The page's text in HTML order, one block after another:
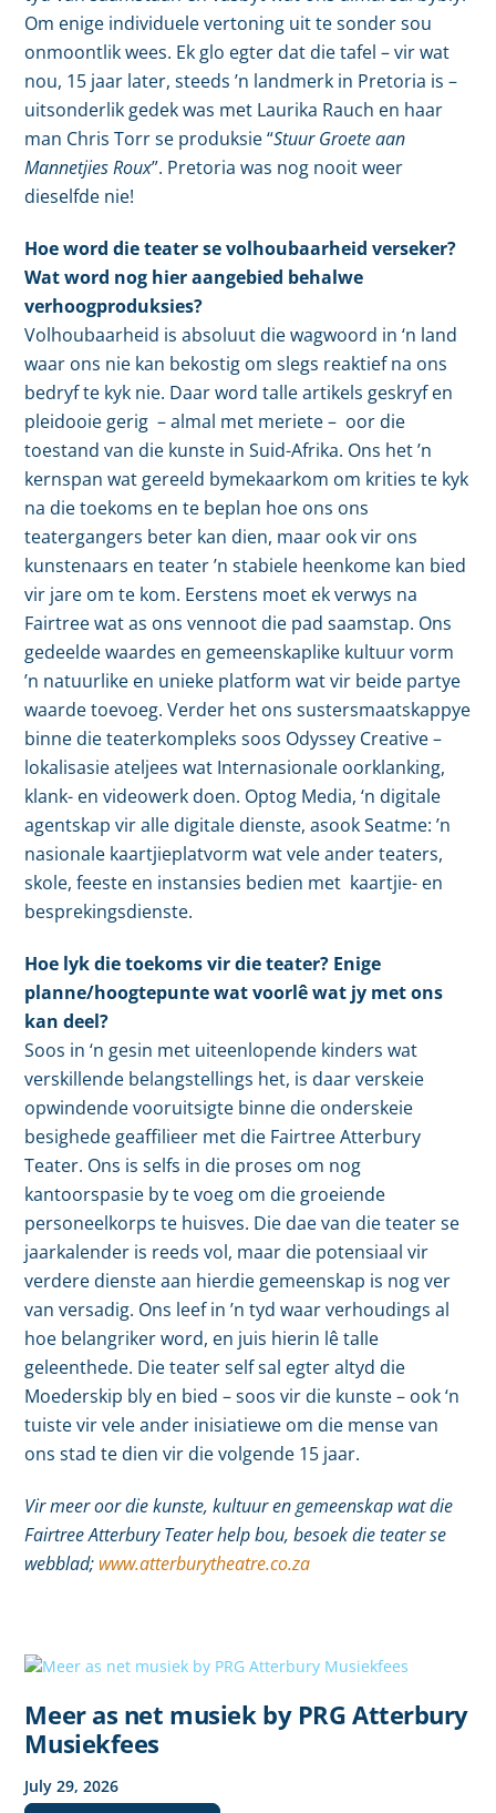
Om enige individuele vertoning uit te sonder sou
onmoontlik wees. Ek glo egter dat die tafel – vir wat
nou, 15 jaar later, steeds ’n landmerk in Pretoria is –
uitsonderlik gedek was met Laurika Rauch en haar
man Chris Torr se produksie “Stuur Groete aan
Mannetjies Roux”. Pretoria was nog nooit weer
dieselfde nie!
Hoe word die teater se volhoubaarheid verseker?
Wat word nog hier aangebied behalwe
verhoogproduksies?
Volhoubaarheid is absoluut die wagwoord in ‘n land
waar ons nie kan bekostig om slegs reaktief na ons
bedryf te kyk nie. Daar word talle artikels geskryf en
pleidooie gerig – almal met meriete – oor die
toestand van die kunste in Suid-Afrika. Ons het ’n
kernspan wat gereeld bymekaarkom om krities te kyk
na die toekoms en te beplan hoe ons ons
teatergangers beter kan dien, maar ook vir ons
kunstenaars en teater ’n stabiele heenkome kan bied
vir jare om te kom. Eerstens moet ek verwys na
Fairtree wat as ons vennoot die pad saamstap. Ons
gedeelde waardes en gemeenskaplike kultuur vorm
’n natuurlike en unieke platform wat vir beide partye
waarde toevoeg. Verder het ons sustersmaatskappye
binne die teaterkompleks soos Odyssey Creative –
lokalisasie ateljees wat Internasionale oorklanking,
klank- en videowerk doen. Optog Media, ‘n digitale
agentskap vir alle digitale dienste, asook Seatme: ’n
nasionale kaartjieplatvorm wat vele ander teaters,
skole, feeste en instansies bedien met kaartjie- en
besprekingsdienste.
Hoe lyk die toekoms vir die teater? Enige
planne/hoogtepunte wat voorlê wat jy met ons
kan deel?
Soos in ‘n gesin met uiteenlopende kinders wat
verskillende belangstellings het, is daar verskeie
opwindende vooruitsigte binne die onderskeie
besighede geaffilieer met die Fairtree Atterbury
Teater. Ons is selfs in die proses om nog
kantoorspasie by te voeg om die groeiende
personeelkorps te huisves. Die dae van die teater se
jaarkalender is reeds vol, maar die potensiaal vir
verdere dienste aan hierdie gemeenskap is nog ver
van versadig. Ons leef in ’n tyd waar verhoudings al
hoe belangriker word, en juis hierin lê talle
geleenthede. Die teater self sal egter altyd die
Moederskip bly en bied – soos vir die kunste – ook ‘n
tuiste vir vele ander inisiatiewe om die mense van
ons stad te dien vir die volgende 15 jaar.
Vir meer oor die kunste, kultuur en gemeenskap wat die
Fairtree Atterbury Teater help bou, besoek die teater se
webblad; www.atterburytheatre.co.za
Meer as net musiek by PRG Atterbury
Musiekfees
July 29,2026